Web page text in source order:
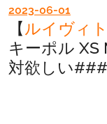
2023-06-01
【ルイヴィ
キーポル
対欲しい###